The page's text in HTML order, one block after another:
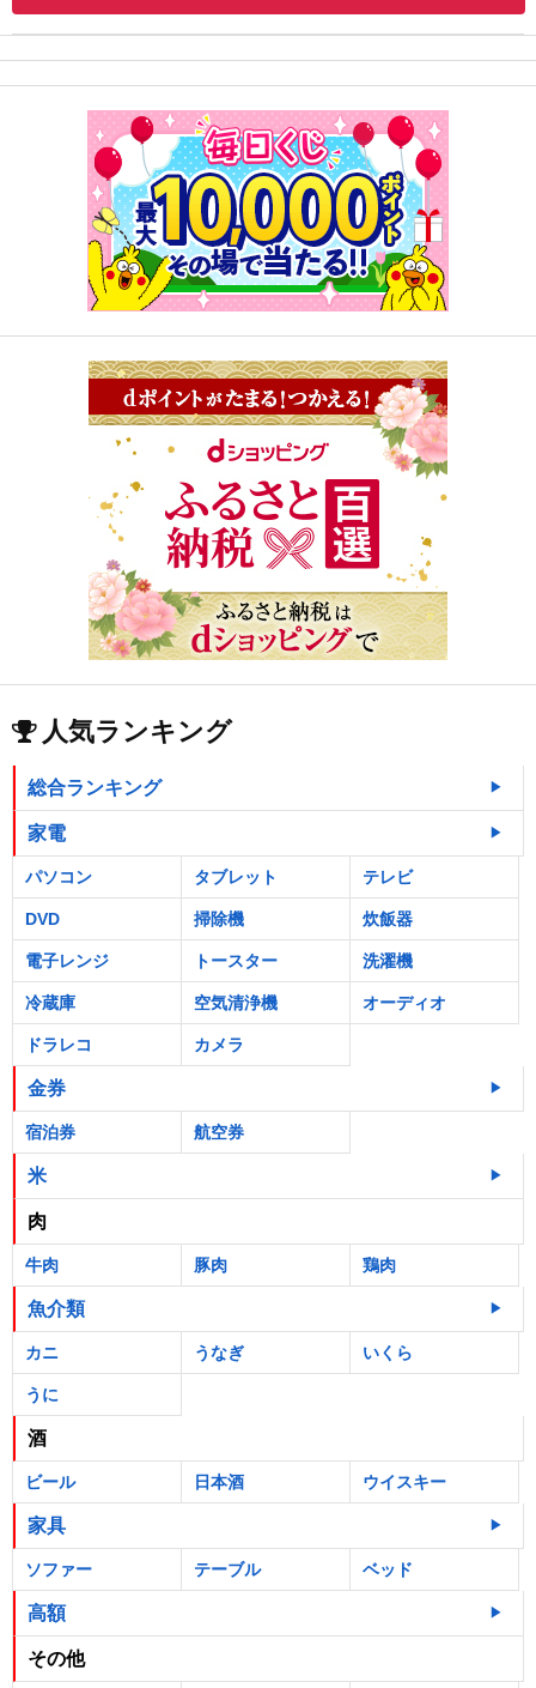
人気ランキング
総合ランキング
家電
パソコン タブレット テレビ
DVD 掃除機 炊飯器
電子レンジ トースター 洗濯機
冷蔵庫 空気清浄機 オーディオ
ドラレコ カメラ
金券
宿泊券 航空券
米
肉
牛肉 豚肉 鶏肉
魚介類
カニ うなぎ いくら
うに
酒
ビール 日本酒 ウイスキー
家具
ソファー テーブル ベッド
高額
その他